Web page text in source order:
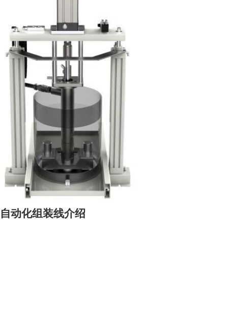
自动化组装线介绍